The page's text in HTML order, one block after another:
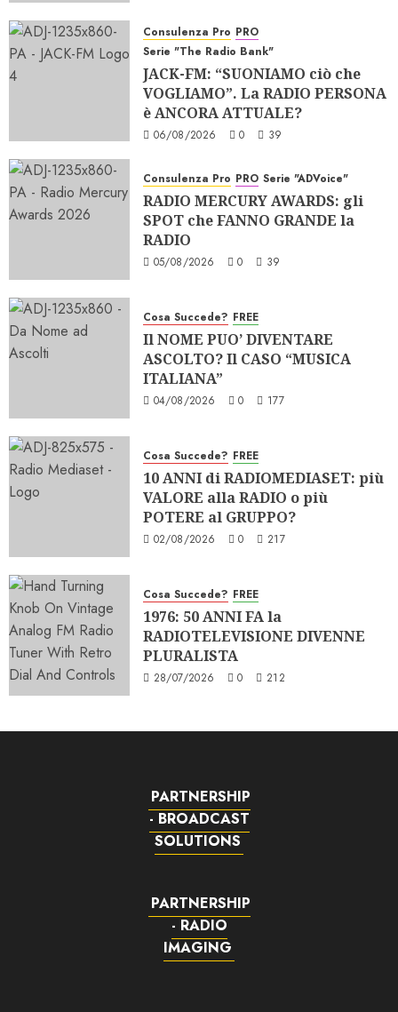
Consulenza Pro PRO
Serie "The Radio Bank"
JACK-FM: “SUONIAMO ciò che
VOGLIAMO”. La RADIO PERSONA
è ANCORA ATTUALE?
06/08/2026 0 39
Consulenza Pro PRO Serie "ADVoice"
RADIO MERCURY AWARDS: gli
SPOT che FANNO GRANDE la
RADIO
05/08/2026 0 39
Cosa Succede? FREE
Il NOME PUO’ DIVENTARE
ASCOLTO? Il CASO “MUSICA
ITALIANA”
04/08/2026 0 177
Cosa Succede? FREE
10 ANNI di RADIOMEDIASET: più
VALORE alla RADIO o più
POTERE al GRUPPO?
02/08/2026 0 217
Cosa Succede? FREE
1976: 50 ANNI FA la
RADIOTELEVISIONE DIVENNE
PLURALISTA
28/07/2026 0 212
PARTNERSHIP
- BROADCAST
SOLUTIONS
PARTNERSHIP
- RADIO
IMAGING